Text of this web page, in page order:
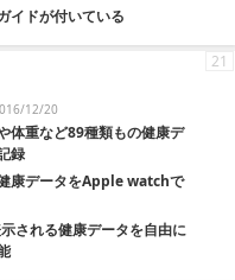
イドが付いている
12/20
体重など89種類もの健康デ
録
康データをApple watchで
される健康データを自由に
21